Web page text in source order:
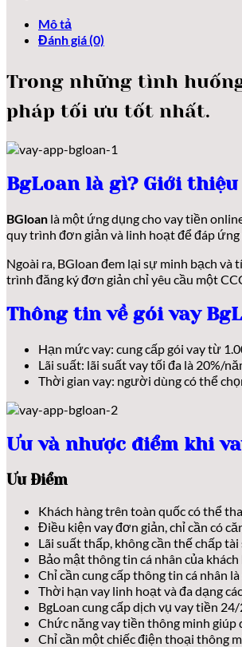
Mô tả
Đánh giá (0)
Trong những tình
pháp tối ưu tốt nhất.
BgLoan là gì? Giới
BGloan là một ứng dụng cho vay tiền
quy trình đơn giản và linh hoạt để đáp ứng
Ngoài ra, BGloan đem lại sự minh bạch
trình đăng ký đơn giản chỉ yêu cầu một
Thông tin về gói vay
Hạn mức vay: cung cấp gói vay từ
Lãi suất: lãi suất vay tối đa là 20%/
Thời gian vay: người dùng có thể
Ưu và nhược điểm khi
Ưu Điểm
Khách hàng trên toàn quốc có thể
Điều kiện vay đơn giản, chỉ cần có
Lãi suất thấp, không cần thế chấp tài
Bảo mật thông tin cá nhân của
Chỉ cần cung cấp thông tin cá nhân
Thời hạn vay linh hoạt và đa dạng
BgLoan cung cấp dịch vụ vay tiền
Chức năng vay tiền thông minh
Chỉ cần một chiếc điện thoại thông